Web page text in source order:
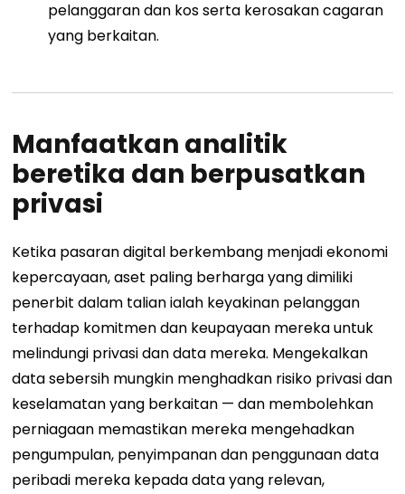
pelanggaran dan kos serta kerosakan cagaran
yang berkaitan.
Manfaatkan analitik
beretika dan berpusatkan
privasi
Ketika pasaran digital berkembang menjadi ekonomi
kepercayaan, aset paling berharga yang dimiliki
penerbit dalam talian ialah keyakinan pelanggan
terhadap komitmen dan keupayaan mereka untuk
melindungi privasi dan data mereka. Mengekalkan
data sebersih mungkin menghadkan risiko privasi dan
keselamatan yang berkaitan — dan membolehkan
perniagaan memastikan mereka mengehadkan
pengumpulan, penyimpanan dan penggunaan data
peribadi mereka kepada data yang relevan,